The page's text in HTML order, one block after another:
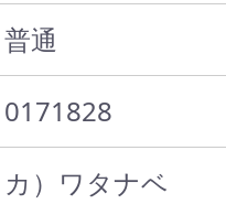
普通
0171828
カ）ワタナベ